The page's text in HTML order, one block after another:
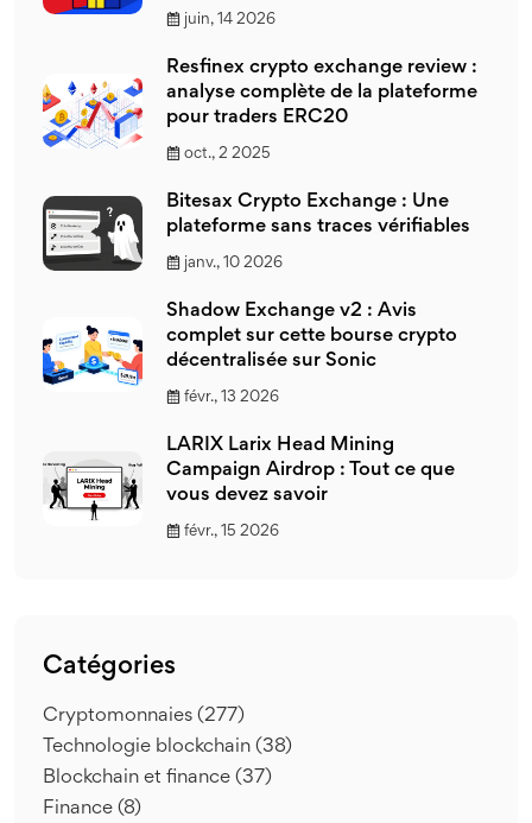
juin, 14 2026
Resfinex crypto exchange review :
analyse complète de la plateforme
pour traders ERC20
oct., 2 2025
Bitesax Crypto Exchange : Une
plateforme sans traces vérifiables
janv., 10 2026
Shadow Exchange v2 : Avis
complet sur cette bourse crypto
décentralisée sur Sonic
févr., 13 2026
LARIX Larix Head Mining
Campaign Airdrop : Tout ce que
vous devez savoir
févr., 15 2026
Catégories
Cryptomonnaies (277)
Technologie blockchain (38)
Blockchain et finance (37)
Finance (8)